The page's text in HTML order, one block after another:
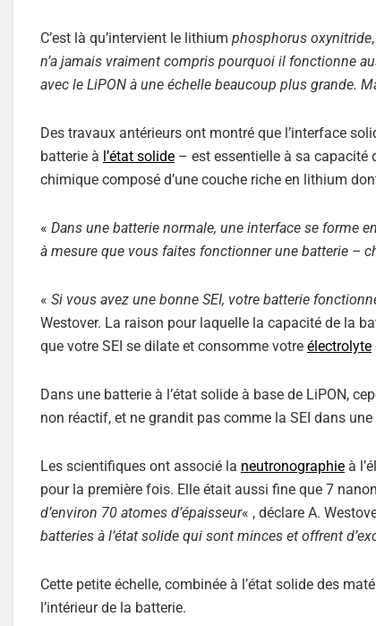
C’est là qu’intervient le lithium phosphorus oxynitride
n’a jamais vraiment compris pourquoi il fonctionne
avec le LiPON à une échelle beaucoup plus grande.
Des travaux antérieurs ont montré que l’interface
batterie à l’état solide – est essentielle à sa capacité
chimique composé d’une couche riche en lithium
« Dans une batterie normale, une interface se forme
à mesure que vous faites fonctionner une batterie –
« Si vous avez une bonne SEI, votre batterie
Westover. La raison pour laquelle la capacité de la
que votre SEI se dilate et consomme votre électrolyte
Dans une batterie à l’état solide à base de LiPON,
non réactif, et ne grandit pas comme la SEI dans
Les scientifiques ont associé la neutronographie à
pour la première fois. Elle était aussi fine que 7
d’environ 70 atomes d’épaisseur« , déclare A.
batteries à l’état solide qui sont minces et offrent
Cette petite échelle, combinée à l’état solide des
l’intérieur de la batterie.